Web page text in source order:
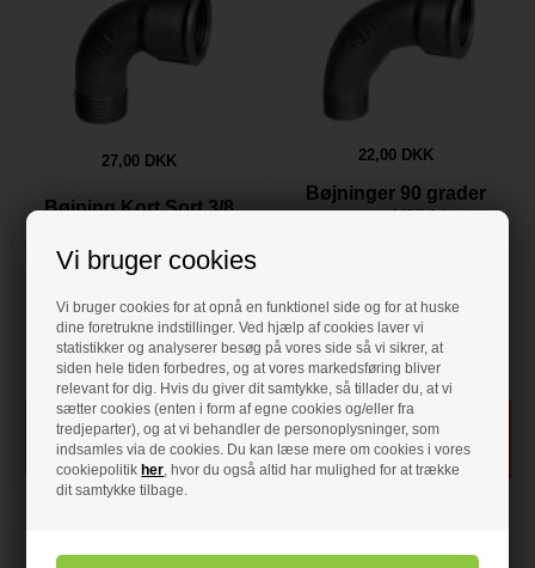
Vi bruger cookies
Vi bruger cookies for at opnå en funktionel side og for at huske
dine foretrukne indstillinger. Ved hjælp af cookies laver vi
statistikker og analyserer besøg på vores side så vi sikrer, at
siden hele tiden forbedres, og at vores markedsføring bliver
relevant for dig. Hvis du giver dit samtykke, så tillader du, at vi
sætter cookies (enten i form af egne cookies og/eller fra
tredjeparter), og at vi behandler de personoplysninger, som
indsamles via de cookies. Du kan læse mere om cookies i vores
cookiepolitik her, hvor du også altid har mulighed for at trække
dit samtykke tilbage.
27,00 DKK
Bøjning Kort Sort 3/8
• Bøjning (kort)
• Udvendig gevind 3/8"
• Grader 90 º
• Stål
• Sort
På lager
- VVS nr: 000010103
22,00 DKK
Bøjninger 90 grader
sorte 1/2" LL
• Udvendig gevind 1/2"
• 90 º
• Stål
• Sort
På lager- VVS nr: 000001104